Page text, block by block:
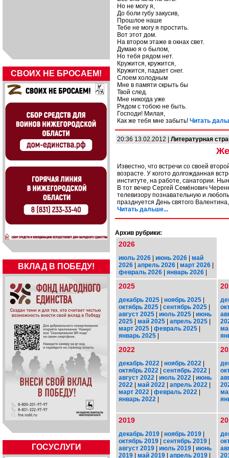
СВОИХ НЕ БРОСАЕМ!
ВКЛАД В ПОБЕДУ!
ГОСУСЛУГИ
Но не могу я,
До боли губу закусив,
Прошлое наше
Тебе не могу я простить.
Вот этот дом.
На втором этаже в окнах свет.
Думаю я о былом,
Но тебя рядом нет.
Кружится, кружится,
Кружится, падает снег.
Слоем холодным
Мне в памяти скрыть бы
Твой след.
Мне никогда уже
Рядом с тобою не быть.
Господи! Милая,
Как же тебя мне забыть! Читать
20:36 13.02.2012 | Литературная
Известно, что встречи со своей
возрасте. У когото долгожданная
институте, на работе, санатории.
В тот вечер Сергей Семёнович
телевизору познавательную и
празднуется День святого
Читать дальше...
Архив рубрики:
2026
июль 2026 | июнь 2026 | май
2026 | апрель 2026 | март 2026 |
февраль 2026 | январь 2026 |
2025
декабрь 2025 | ноябрь 2025 |
октябрь 2025 | сентябрь 2025 |
август 2025 | июль 2025 | июнь
2025 | май 2025 | апрель 2025 |
март 2025 | февраль 2025 |
январь 2025 |
2022
декабрь 2022 | ноябрь 2022 |
октябрь 2022 | сентябрь 2022 |
август 2022 | июль 2022 | июнь
2022 | май 2022 | апрель 2022 |
март 2022 | февраль 2022 |
январь 2022 |
2019
декабрь 2019 | ноябрь 2019 |
октябрь 2019 | сентябрь 2019 |
август 2019 | июль 2019 | июнь
2019 | май 2019 | апрель 2019 |